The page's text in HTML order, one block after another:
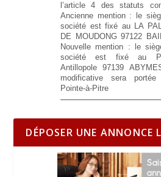
l’article 4 des statuts
Ancienne mention :
le
société est fixé au LA
DE MOUDONG 97122
Nouvelle mention :
le
société est fixé au
Antillopole 97139
modificative sera
Pointe-à-Pitre
DÉPOSER UNE ANNONCE